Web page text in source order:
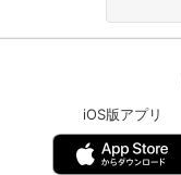
iOS版アプリ